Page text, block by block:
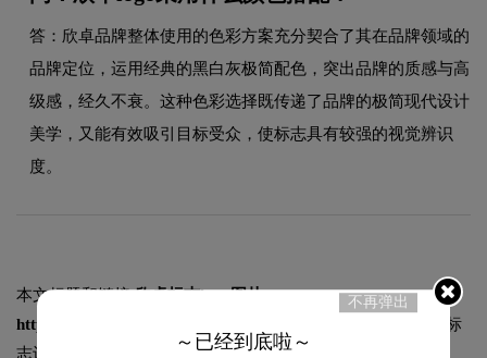
答：欣卓品牌整体使用的色彩方案充分契合了其在品牌领域的
品牌定位，运用经典的黑白灰极简配色，突出品牌的质感与高
级感，经久不衰。这种色彩选择既传递了品牌的极简现代设计
美学，又能有效吸引目标受众，使标志具有较强的视觉辨识
度。
本文标题和链接欣卓标志logo图片:
https://logo9.net/works/11865.html
转载时请注明出处为诗宸标
志设计及本链接!
不再弹出
～已经到底啦～